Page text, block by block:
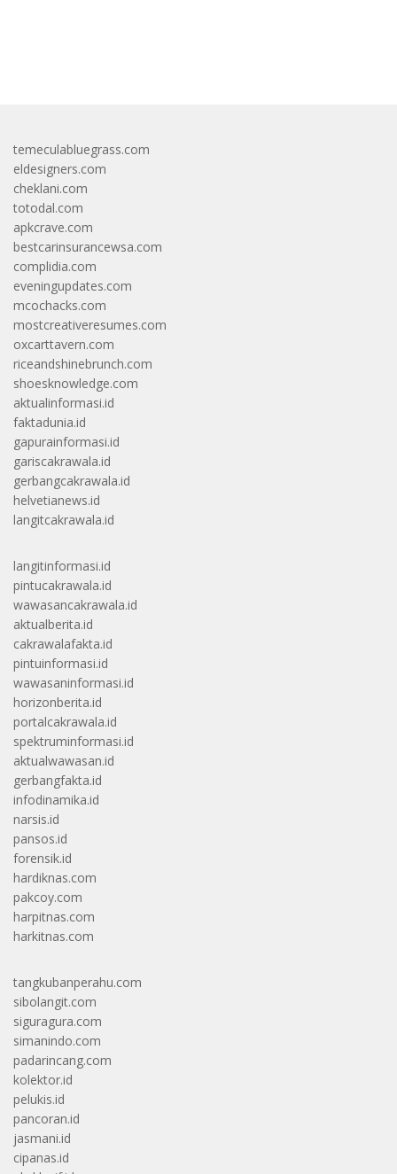
temeculabluegrass.com
eldesigners.com
cheklani.com
totodal.com
apkcrave.com
bestcarinsurancewsa.com
complidia.com
eveningupdates.com
mcochacks.com
mostcreativeresumes.com
oxcarttavern.com
riceandshinebrunch.com
shoesknowledge.com
aktualinformasi.id
faktadunia.id
gapurainformasi.id
gariscakrawala.id
gerbangcakrawala.id
helvetianews.id
langitcakrawala.id
langitinformasi.id
pintucakrawala.id
wawasancakrawala.id
aktualberita.id
cakrawalafakta.id
pintuinformasi.id
wawasaninformasi.id
horizonberita.id
portalcakrawala.id
spektruminformasi.id
aktualwawasan.id
gerbangfakta.id
infodinamika.id
narsis.id
pansos.id
forensik.id
hardiknas.com
pakcoy.com
harpitnas.com
harkitnas.com
tangkubanperahu.com
sibolangit.com
siguragura.com
simanindo.com
padarincang.com
kolektor.id
pelukis.id
pancoran.id
jasmani.id
cipanas.id